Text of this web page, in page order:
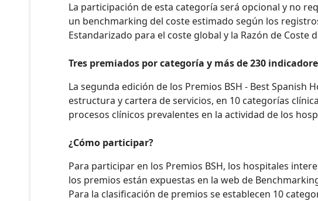
La participación de esta categoría será opcional y no
un benchmarking del coste estimado según los
Estandarizado para el coste global y la Razón de Coste
Tres premiados por categoría y más de 230
La segunda edición de los Premios BSH - Best
estructura y cartera de servicios, en 10 categorías
procesos clínicos prevalentes en la actividad de los
¿Cómo participar?
Para participar en los Premios BSH, los hospitales
los premios están expuestas en la web de
Para la clasificación de premios se establecen 10